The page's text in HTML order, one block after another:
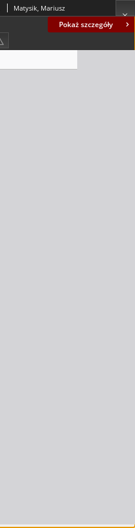
Pokaż szczegóły
Matysik, Mariusz